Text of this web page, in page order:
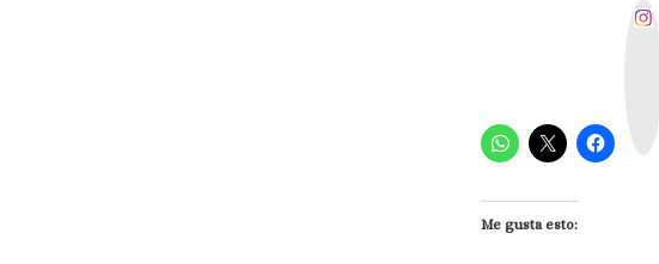
Me gusta esto: